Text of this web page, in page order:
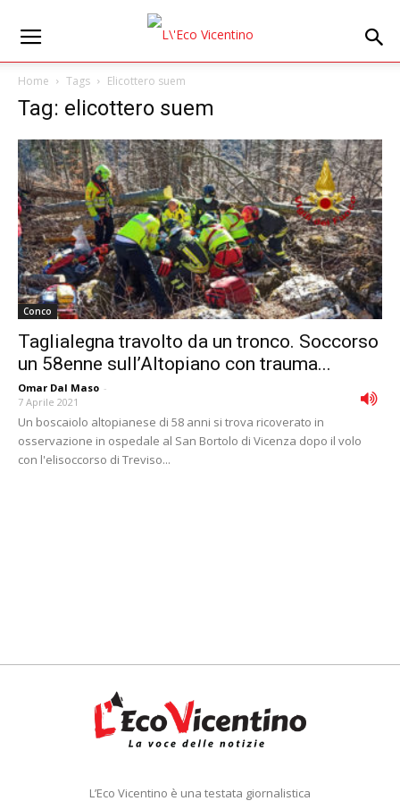
Home Tags Elicottero suem
Tag: elicottero suem
Conco
Taglialegna travolto da un tronco. Soccorso
un 58enne sull’Altopiano con trauma...
Omar Dal Maso -
7 Aprile 2021
Un boscaiolo altopianese di 58 anni si trova ricoverato in
osservazione in ospedale al San Bortolo di Vicenza dopo il volo
con l'elisoccorso di Treviso...
L’Eco Vicentino è una testata giornalistica